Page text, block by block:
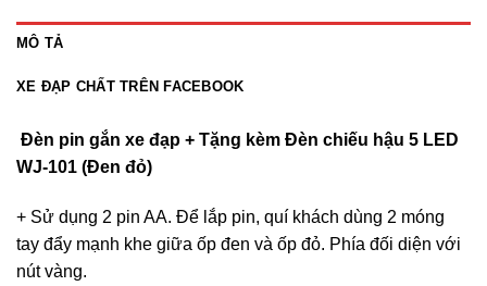
MÔ TẢ
XE ĐẠP CHẤT TRÊN FACEBOOK
Đèn pin gắn xe đạp + Tặng kèm Đèn chiếu hậu 5 LED
WJ-101 (Đen đỏ)
+ Sử dụng 2 pin AA. Để lắp pin, quí khách dùng 2 móng
tay đẩy mạnh khe giữa ốp đen và ốp đỏ. Phía đối diện với
nút vàng.